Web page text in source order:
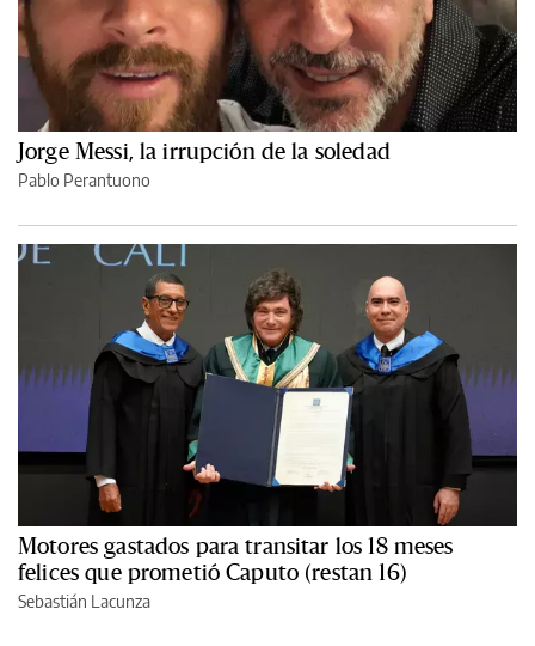
Jorge Messi, la irrupción de la soledad
Pablo Perantuono
Motores gastados para transitar los 18 meses
felices que prometió Caputo (restan 16)
Sebastián Lacunza